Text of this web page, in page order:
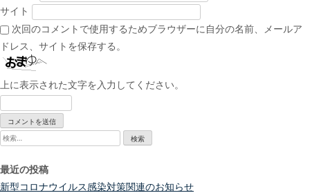
サイト
次回のコメントで使用するためブラウザーに自分の名前、メールア
ドレス、サイトを保存する。
上に表示された文字を入力してください。
検
最近の投稿
新型コロナウイルス感染対策関連のお知らせ